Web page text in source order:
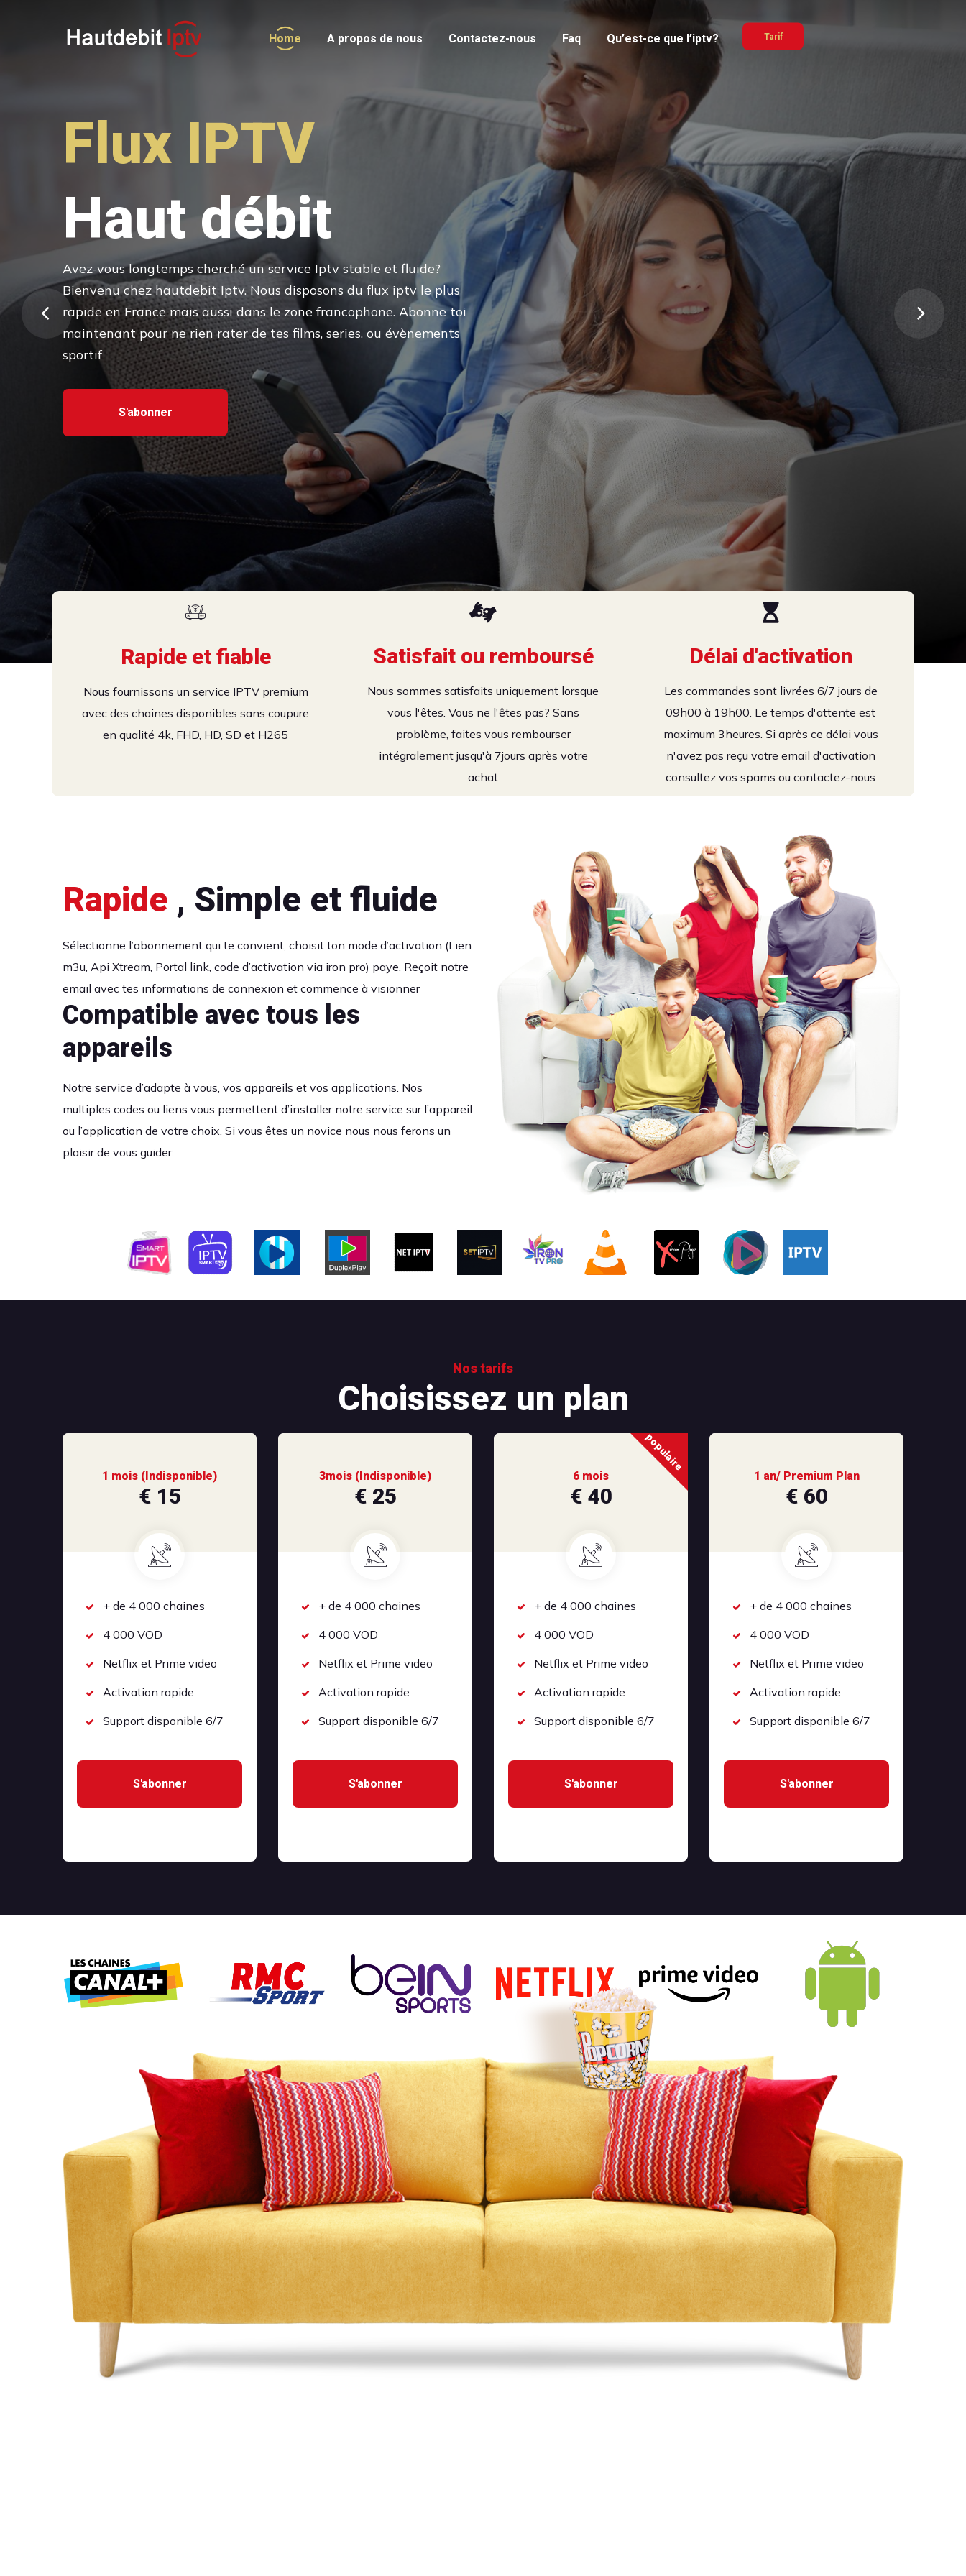
Home A propos de nous Contactez-nous Faq Qu’est-ce que l’iptv? Tarif
Flux IPTV
Haut débit
Avez-vous longtemps cherché un service Iptv stable et fluide?
Bienvenu chez hautdebit Iptv. Nous disposons du flux iptv le plus
rapide en France mais aussi dans le zone francophone. Abonne toi
maintenant pour ne rien rater de tes films, series, ou évènements
sportif
S'abonner
Plus de 8 000 chaines
et 4 000 VOD
Toutes les chaînes françaises mais aussi presque toutes les chaines
télé officielles du monde sont disponibles avec plus de 4 000 VOD que
nous mettons constamment à jour
S'abonner
Compatible sur
toutes les plateformes
S'abonner
ContenuNetflix et Prime video
disponible
S'abonner
Rapide et fiable
Nous fournissons un service IPTV premium
avec des chaines disponibles sans coupure
en qualité 4k, FHD, HD, SD et H265
Satisfait ou remboursé
Nous sommes satisfaits uniquement lorsque
vous l'êtes. Vous ne l'êtes pas? Sans
problème, faites vous rembourser
intégralement jusqu'à 7jours après votre
achat
Délai d'activation
Les commandes sont livrées 6/7 jours de
09h00 à 19h00. Le temps d'attente est
maximum 3heures. Si après ce délai vous
n'avez pas reçu votre email d'activation
consultez vos spams ou contactez-nous
Rapide , Simple et fluide
Sélectionne l’abonnement qui te convient, choisit ton mode d’activation (Lien
m3u, Api Xtream, Portal link, code d’activation via iron pro) paye, Reçoit notre
email avec tes informations de connexion et commence à visionner
Compatible avec tous les
appareils
Notre service d’adapte à vous, vos appareils et vos applications. Nos
multiples codes ou liens vous permettent d’installer notre service sur l’appareil
ou l’application de votre choix. Si vous êtes un novice nous nous ferons un
plaisir de vous guider.
Nos tarifs
Choisissez un plan
1 mois (Indisponible)
€ 15
+ de 4 000 chaines
4 000 VOD
Netflix et Prime video
Activation rapide
Support disponible 6/7
S'abonner
3mois (Indisponible)
€ 25
+ de 4 000 chaines
4 000 VOD
Netflix et Prime video
Activation rapide
Support disponible 6/7
S'abonner
populaire
6 mois
€ 40
+ de 4 000 chaines
4 000 VOD
Netflix et Prime video
Activation rapide
Support disponible 6/7
S'abonner
1 an/ Premium Plan
€ 60
+ de 4 000 chaines
4 000 VOD
Netflix et Prime video
Activation rapide
Support disponible 6/7
S'abonner